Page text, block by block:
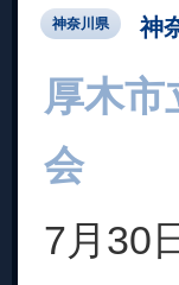
神奈川県 神
厚木
会
7月30